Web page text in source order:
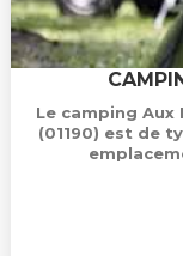
Le camping Aux
(01190) est de